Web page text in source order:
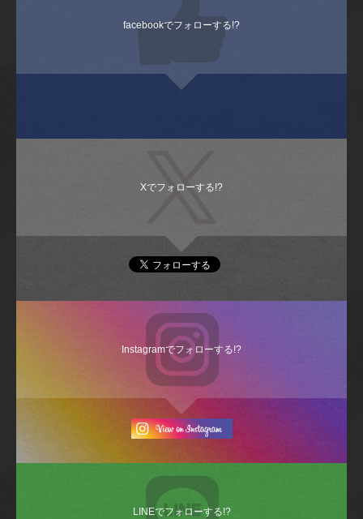
facebookでフォローする!?
Xでフォローする!?
Instagramでフォローする!?
LINEでフォローする!?